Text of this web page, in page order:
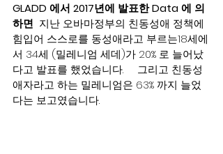
GLADD 에서 2017년에 발표한 Data 에 의
하면 지난 오바마정부의 친동성애 정책에
힘입어 스스로를 동성애라고 부르는18세에
서 34세 (밀레니엄 세데)가 20% 로 늘어났
다고 발표를 했었습니다.     그리고 친동성
애자라고 하는 밀레니엄은 63% 까지 늘었
다는 보고였습니다.